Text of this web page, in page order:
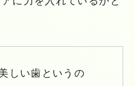
しい歯というの